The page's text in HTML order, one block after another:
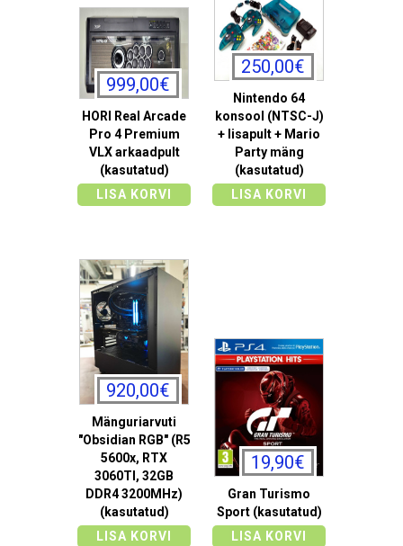
999,00€
HORI Real Arcade
Pro 4 Premium
VLX arkaadpult
(kasutatud)
LISA KORVI
250,00€
Nintendo 64
konsool (NTSC-J)
+ lisapult + Mario
Party mäng
(kasutatud)
LISA KORVI
920,00€
Mänguriarvuti
"Obsidian RGB" (R5
5600x, RTX
3060TI, 32GB
DDR4 3200MHz)
(kasutatud)
LISA KORVI
19,90€
Gran Turismo
Sport (kasutatud)
LISA KORVI